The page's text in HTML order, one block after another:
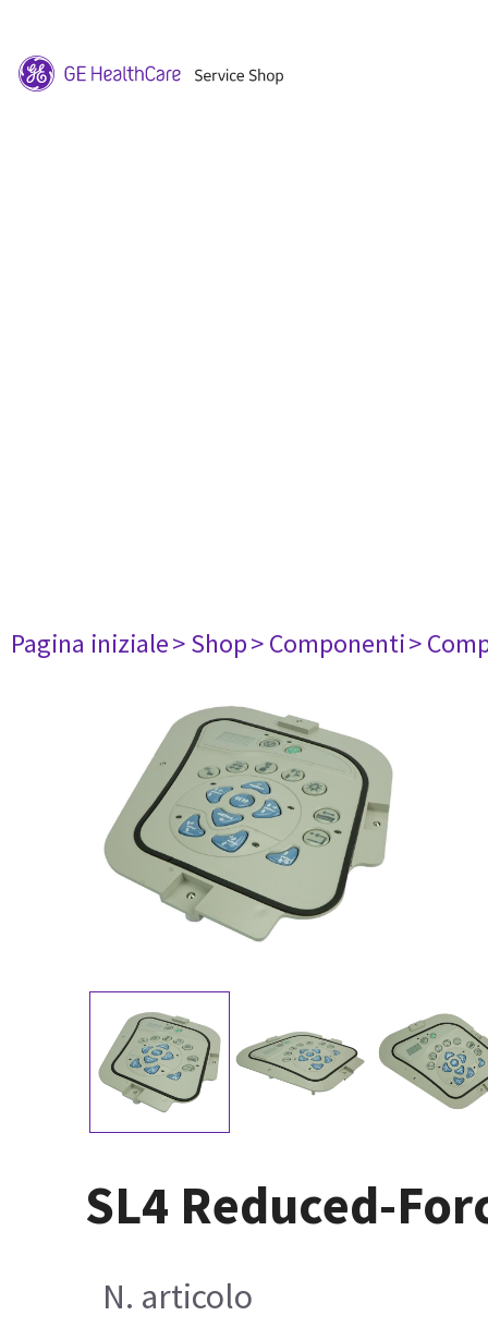
Pagina iniziale> Shop> Componenti>
SL4 Reduced-
N. articolo